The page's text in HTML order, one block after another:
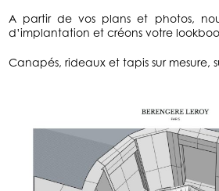
A partir de vos plans et photos,
d’implantation et créons votre
Canapés, rideaux et tapis sur mesure,